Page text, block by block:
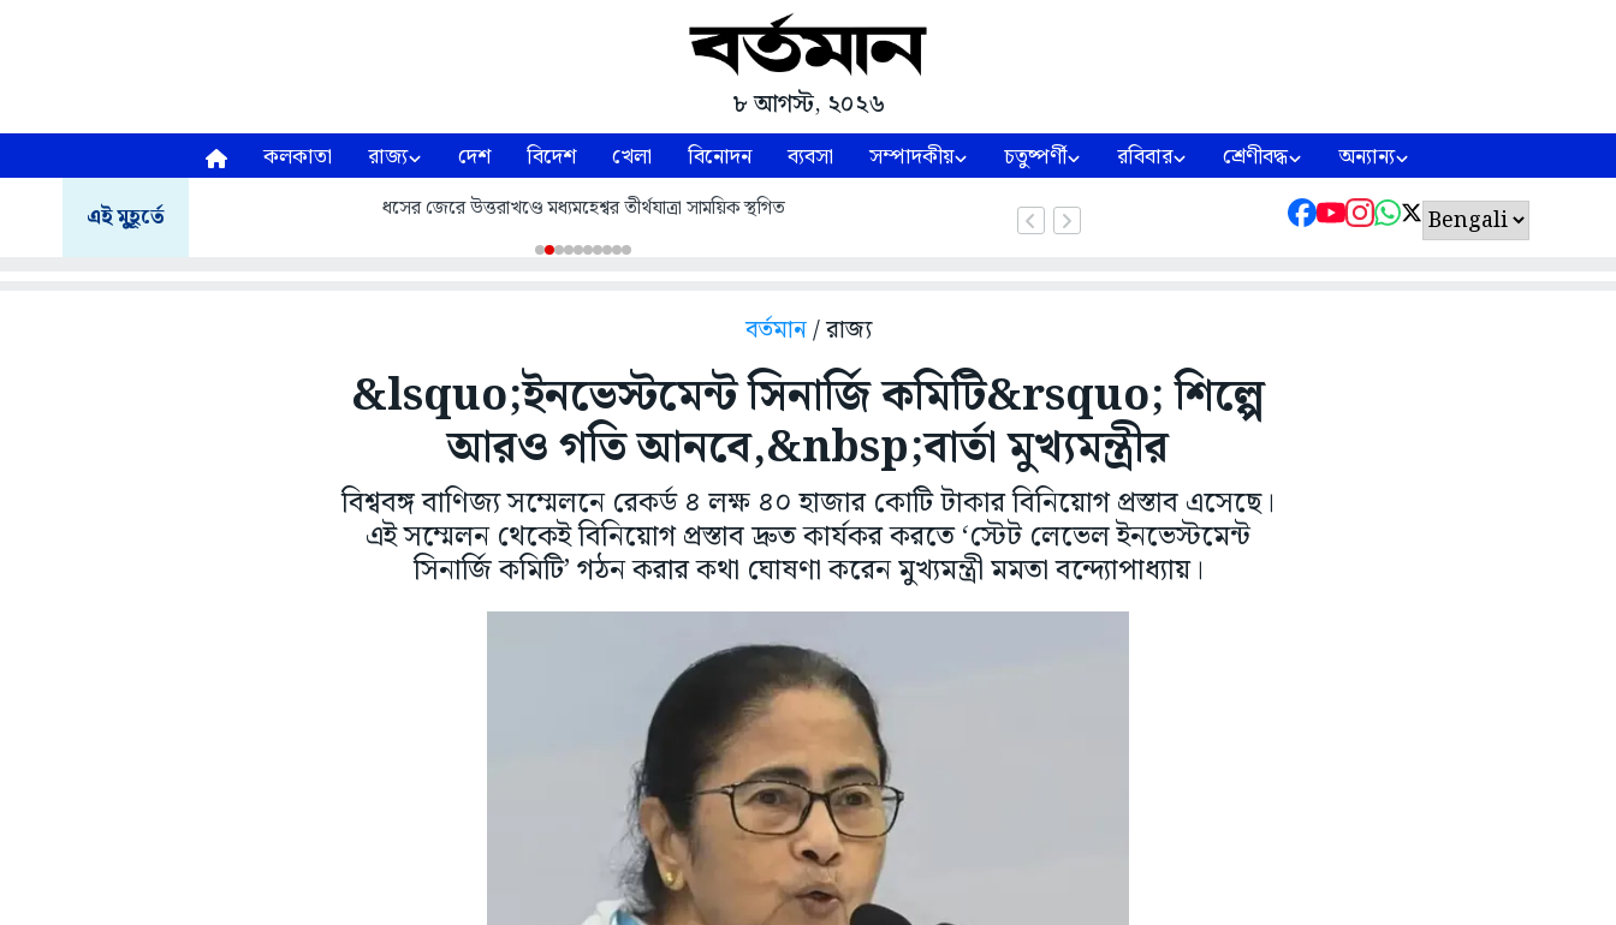
৮ আগস্ট, ২০২৬
কলকাতা রাজ্য দেশ বিদেশ খেলা বিনোদন ব্যবসা সম্পাদকীয় চতুষ্পর্ণী রবিবার শ্রেণীবদ্ধ অন্যান্য
এই মুহূর্তে ধসের জেরে উত্তরাখণ্ডে মধ্যমহেশ্বর তীর্থযাত্রা সাময়িক স্থগিত
বর্তমান/ রাজ্য
&lsquo;ইনভেস্টমেন্ট সিনার্জি কমিটি&rsquo; শিল্পে
আরও গতি আনবে,&nbsp;বার্তা মুখ্যমন্ত্রীর
বিশ্ববঙ্গ বাণিজ্য সম্মেলনে রেকর্ড ৪ লক্ষ ৪০ হাজার কোটি টাকার বিনিয়োগ প্রস্তাব এসেছে।
এই সম্মেলন থেকেই বিনিয়োগ প্রস্তাব দ্রুত কার্যকর করতে ‘স্টেট লেভেল ইনভেস্টমেন্ট
সিনার্জি কমিটি’ গঠন করার কথা ঘোষণা করেন মুখ্যমন্ত্রী মমতা বন্দ্যোপাধ্যায়।